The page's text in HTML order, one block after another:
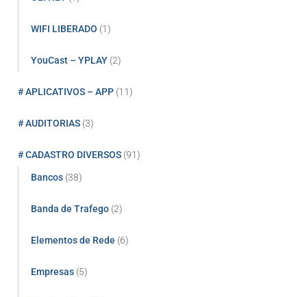
WIFI LIBERADO (1)
YouCast – YPLAY (2)
# APLICATIVOS – APP (11)
# AUDITORIAS (3)
# CADASTRO DIVERSOS (91)
Bancos (38)
Banda de Trafego (2)
Elementos de Rede (6)
Empresas (5)